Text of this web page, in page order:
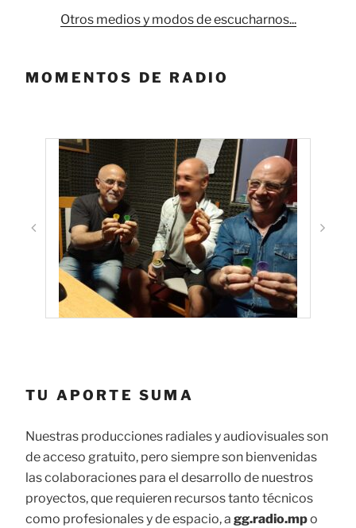
Otros medios y modos de escucharnos...
MOMENTOS DE RADIO
TU APORTE SUMA
Nuestras producciones radiales y audiovisuales son
de acceso gratuito, pero siempre son bienvenidas
las colaboraciones para el desarrollo de nuestros
proyectos, que requieren recursos tanto técnicos
como profesionales y de espacio, a gg.radio.mpo